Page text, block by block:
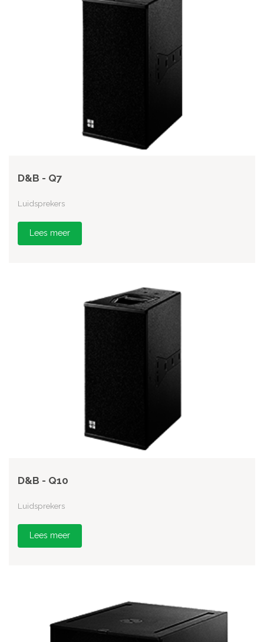
D&B - Q7
Luidsprekers
Lees meer
D&B - Q10
Luidsprekers
Lees meer